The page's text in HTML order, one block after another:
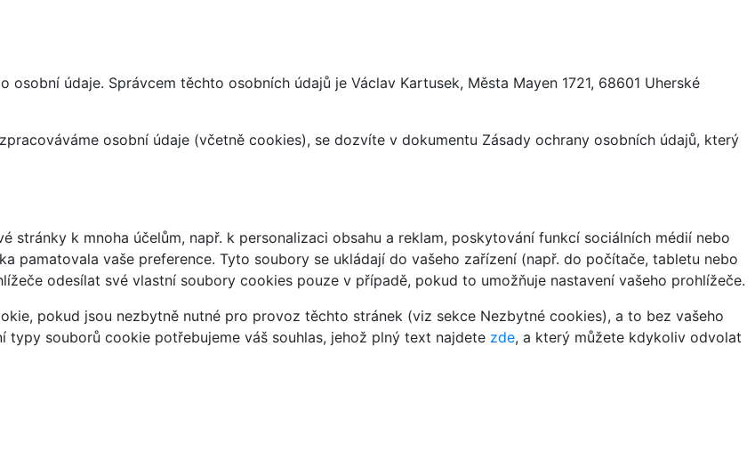
údaje. Správcem těchto osobních údajů je Václav Kartusek, Města Mayen 1721, 68601 Uherské
osobní údaje (včetně cookies), se dozvíte v dokumentu Zásady ochrany osobních údajů, který
k mnoha účelům, např. k personalizaci obsahu a reklam, poskytování funkcí sociálních médií nebo
pamatovala vaše preference. Tyto soubory se ukládají do vašeho zařízení (např. do počítače, tabletu nebo
odesílat své vlastní soubory cookies pouze v případě, pokud to umožňuje nastavení vašeho prohlížeče.
pokud jsou nezbytně nutné pro provoz těchto stránek (viz sekce Nezbytné cookies), a to bez vašeho
typy souborů cookie potřebujeme váš souhlas, jehož plný text najdete zde, a který můžete kdykoliv odvolat